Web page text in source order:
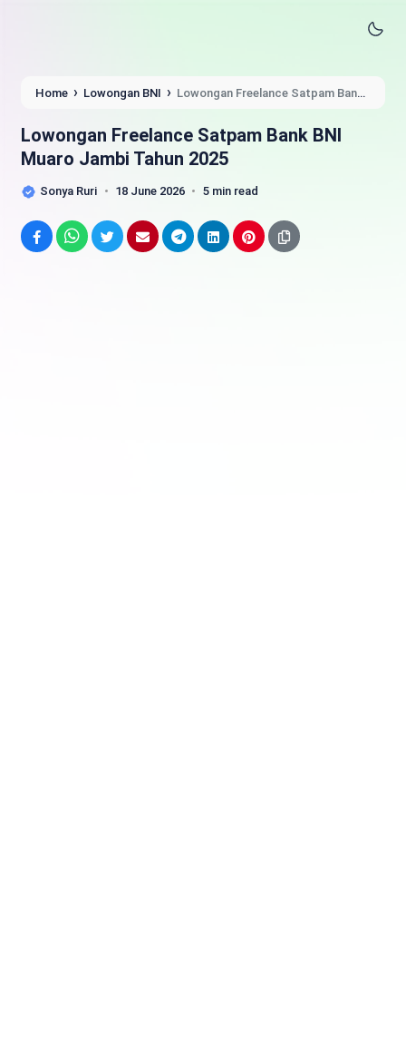
Home › Lowongan BNI › Lowongan Freelance Satpam Bank
Lowongan Freelance Satpam Bank BNI
Muaro Jambi Tahun 2025
Sonya Ruri 18 June 2026 5 min read